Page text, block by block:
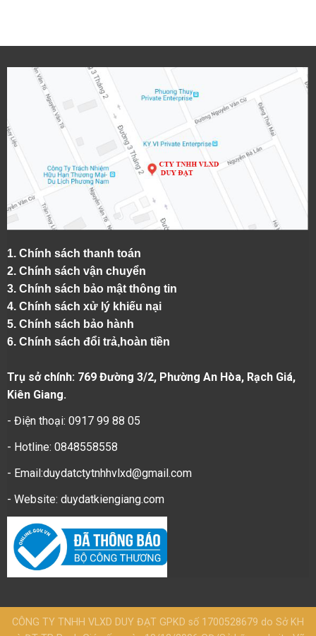
1. Chính sách thanh toán
2. Chính sách vận chuyển
3. Chính sách bảo mật thông tin
4. Chính sách xử lý khiếu nại
5. Chính sách bảo hành
6. Chính sách đổi trả,hoàn tiền
Trụ sở chính: 769 Đường 3/2, Phường An Hòa, Rạch Giá,
Kiên Giang.
- Điện thoại: 0917 99 88 05
- Hotline: 0848558558
- Email:duydatctytnhhvlxd@gmail.com
- Website: duydatkiengiang.com
CÔNG TY TNHH VLXD DUY ĐẠT GPKD số 1700528679 do Sở KH